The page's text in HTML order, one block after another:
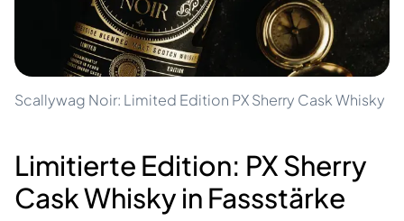
Scallywag Noir: Limited Edition PX Sherry Cask Whisky
Limitierte Edition: PX Sherry
Cask Whisky in Fassstärke